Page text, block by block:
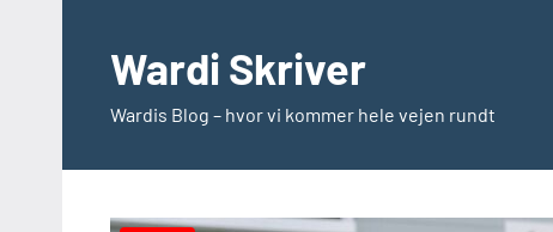
indholdWardi Skriver
Wardis Blog – hvor vi kommer hele vejen rundt